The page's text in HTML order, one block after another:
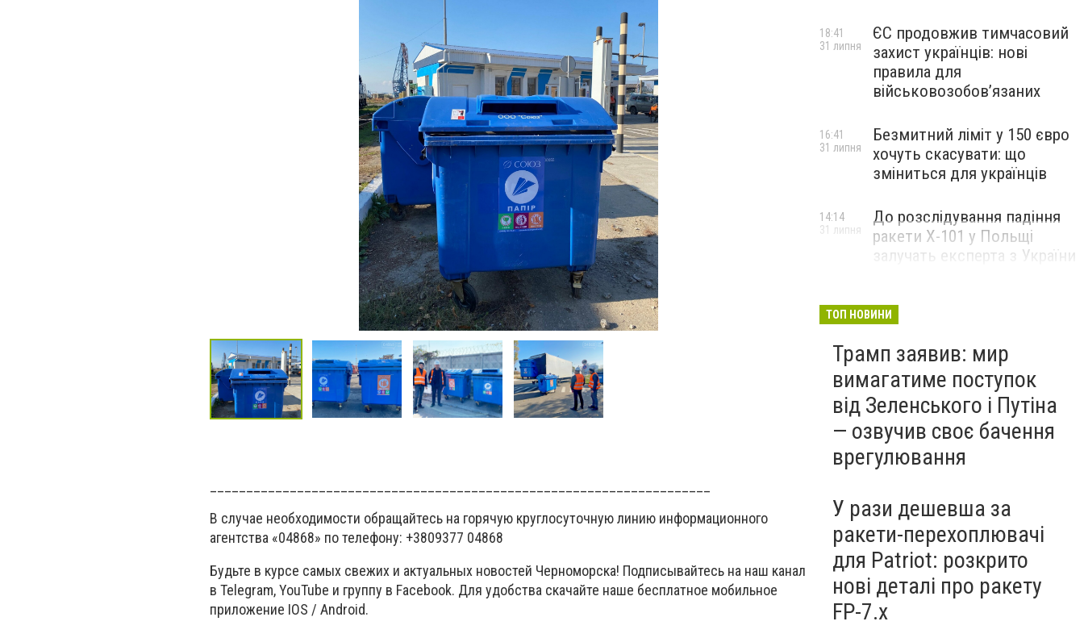
В случае необходимости обращайтесь на горячую круглосуточную линию информационного
агентства «04868» по телефону: +3809377 04868
Будьте в курсе самых свежих и актуальных новостей Черноморска! Подписывайтесь на наш канал
в Telegram, YouTube и группу в Facebook. Для удобства скачайте наше бесплатное мобильное
приложение IOS / Android.
ЄС продовжив тимчасовий
захист українців: нові
правила для
військовозобов’язаних
18:41
31 липня
Безмитний ліміт у 150 євро
хочуть скасувати: що
зміниться для українців
16:41
31 липня
До розслідування падіння
ракети Х-101 у Польщі
залучать експерта з України
14:14
31 липня
ТОП НОВИНИ
Трамп заявив: мир
вимагатиме поступок
від Зеленського і Путіна
— озвучив своє бачення
врегулювання
У рази дешевша за
ракети-перехоплювачі
для Patriot: розкрито
нові деталі про ракету
FP-7.x